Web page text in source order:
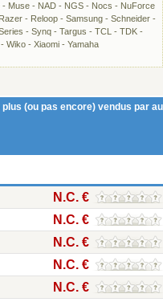
- Muse - NAD - NGS - Nocs - NuForce
Razer - Reloop - Samsung - Schneider -
- Synq - Targus - TCL - TDK -
- Wiko - Xiaomi - Yamaha
(ou pas encore) vendus par au
N.C. €
N.C. €
N.C. €
N.C. €
N.C. €